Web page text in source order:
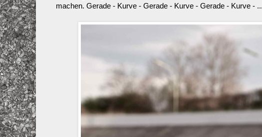
machen. Gerade - Kurve - Gerade - Kurve - Gerade - Kurve - ...